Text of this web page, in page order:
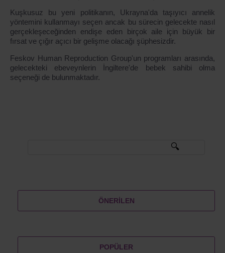
Kuşkusuz bu yeni politikanın, Ukrayna'da taşıyıcı annelik
yöntemini kullanmayı seçen ancak bu sürecin gelecekte nasıl
gerçekleşeceğinden endişe eden birçok aile için büyük bir
fırsat ve çığır açıcı bir gelişme olacağı şüphesizdir.
Feskov Human Reproduction Group'un programları arasında,
gelecekteki ebeveynlerin İngiltere'de bebek sahibi olma
seçeneği de bulunmaktadır.
ÖNERILEN
POPÜLER